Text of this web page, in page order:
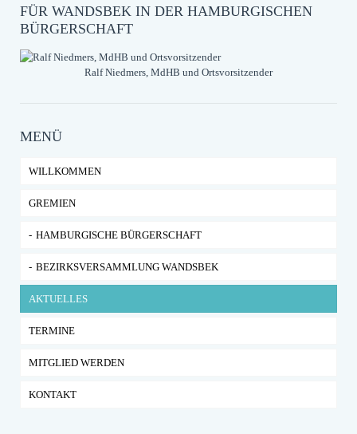
FÜR WANDSBEK IN DER HAMBURGISCHEN
BÜRGERSCHAFT
Ralf Niedmers, MdHB und Ortsvorsitzender
MENÜ
WILLKOMMEN
GREMIEN
HAMBURGISCHE BÜRGERSCHAFT
BEZIRKSVERSAMMLUNG WANDSBEK
AKTUELLES
TERMINE
MITGLIED WERDEN
KONTAKT